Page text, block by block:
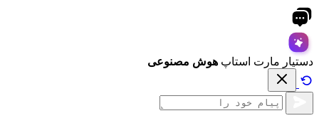
دستیار مارت استاپ هوش مصنوعی